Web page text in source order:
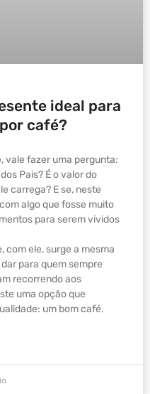
ideal para
café?
vale fazer uma pergunta:
Pais? É o valor do
carrega? E se, neste
algo que fosse muito
para serem vividos
com ele, surge a mesma
para quem sempre
recorrendo aos
uma opção que
um bom café.